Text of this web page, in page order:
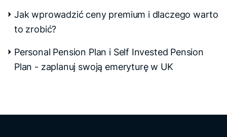
Jak wprowadzić ceny premium i dlaczego warto
to zrobić?
Personal Pension Plan i Self Invested Pension
Plan - zaplanuj swoją emeryturę w UK